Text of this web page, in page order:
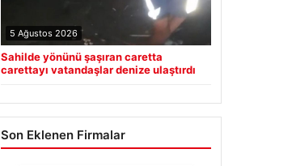
5 Ağustos 2026
Sahilde yönünü şaşıran caretta
carettayı vatandaşlar denize ulaştırdı
Son Eklenen Firmalar